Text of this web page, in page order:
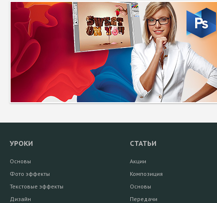
УРОКИ
Основы
Фото эффекты
Текстовые эффекты
Дизайн
СТАТЬИ
Акции
Композиция
Основы
Передачи